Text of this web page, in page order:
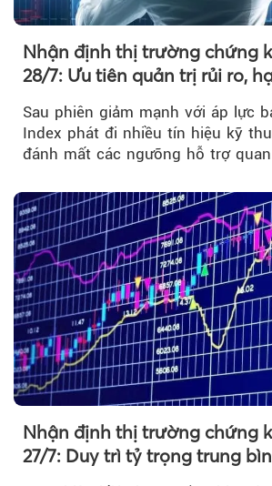
Nhận định thị trường chứng
28/7: Ưu tiên quản trị rủi ro,
Sau phiên giảm mạnh với áp lực
Index phát đi nhiều tín hiệu kỹ
đánh mất các ngưỡng hỗ trợ
Nhận định thị trường chứng
27/7: Duy trì tỷ trọng trung